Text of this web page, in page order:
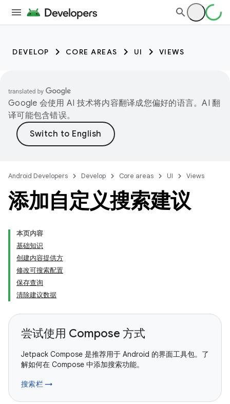
DEVELOP CORE AREAS UI VIEWS
Google 会使用 AI 技术将内容翻译成您偏好的语言。AI 翻
译可能包含错误。
Android Developers Develop Core areas UI Views
添加自定义搜索建议
本页内容
基础知识
创建内容提供方
修改可搜索配置
保存查询
清除建议数据
尝试使用 Compose 方式
Jetpack Compose 是推荐用于 Android 的界面工具包。了
解如何在 Compose 中添加搜索功能。
搜索栏 →